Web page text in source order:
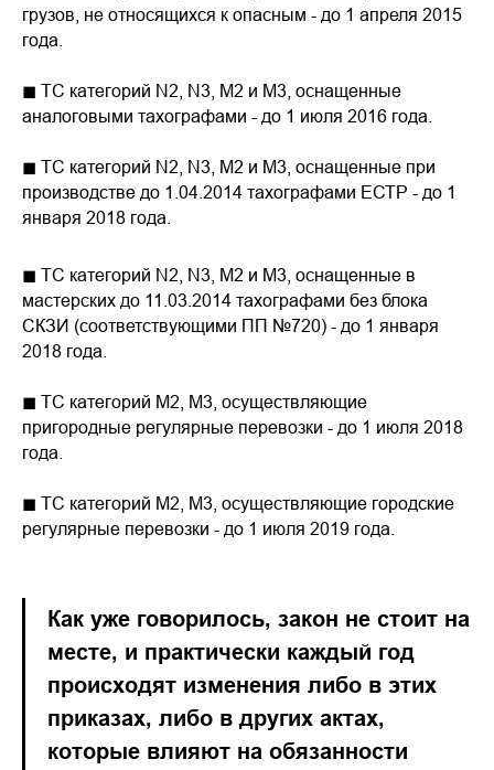
грузов, не относящихся к опасным - до 1 апреля 2015
года.
◼ ТС категорий N2, N3, M2 и M3, оснащенные
аналоговыми тахографами - до 1 июля 2016 года.
◼ ТС категорий N2, N3, M2 и M3 , оснащенные при
производстве до 1.04.2014 тахографами ЕСТР - до 1
января 2018 года.
◼ ТС категорий N2, N3, M2 и M3, оснащенные в
мастерских до 11.03.2014 тахографами без блока
СКЗИ (соответствующими ПП №720) - до 1 января
2018 года.
◼ ТС категорий М2, М3, осуществляющие
пригородные регулярные перевозки - до 1 июля 2018
года.
◼ ТС категорий М2, М3, осуществляющие городские
регулярные перевозки - до 1 июля 2019 года.
Как уже говорилось, закон не стоит на
месте, и практически каждый год
происходят изменения либо в этих
приказах, либо в других актах,
которые влияют на обязанности